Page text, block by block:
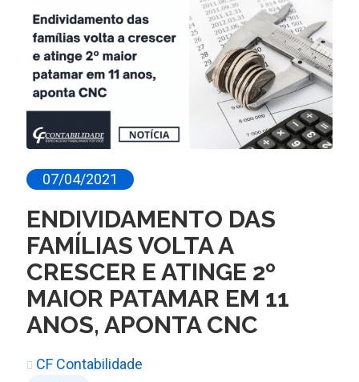
07/04/2021
ENDIVIDAMENTO DAS
FAMÍLIAS VOLTA A
CRESCER E ATINGE 2º
MAIOR PATAMAR EM 11
ANOS, APONTA CNC
CF Contabilidade